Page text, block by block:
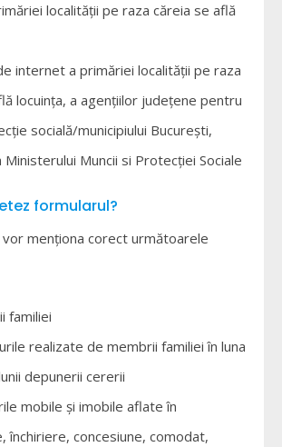
localității pe raza căreia se află
internet a primăriei localității pe raza
locuința, a agențiilor județene pentru
socială/municipiului București,
Ministerului Muncii si Protecției Sociale
formularul?
menționa corect următoarele
familiei
realizate de membrii familiei în luna
depunerii cererii
mobile şi imobile aflate în
închiriere, concesiune, comodat,